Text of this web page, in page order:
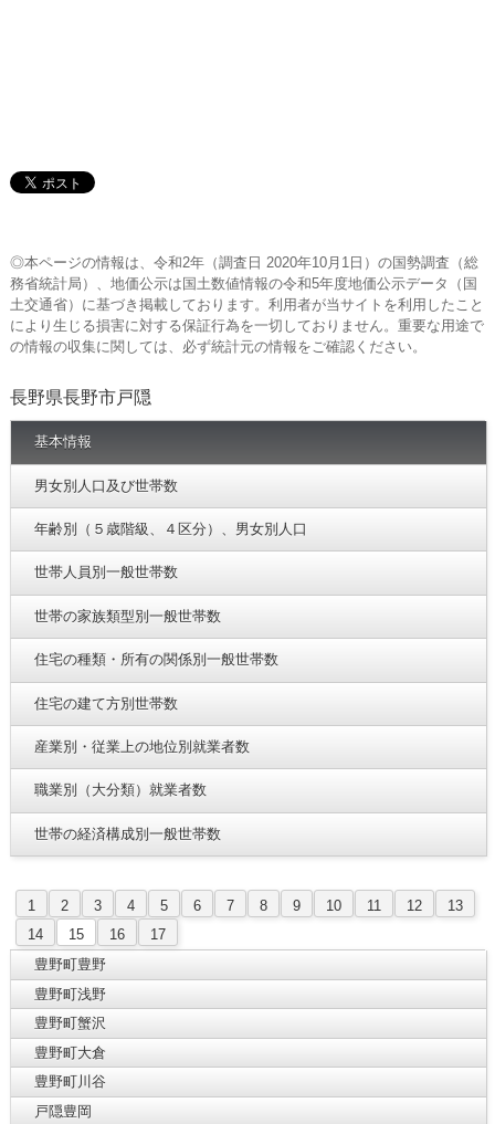
◎本ページの情報は、令和2年（調査日 2020年10月1日）の国勢調査（総
務省統計局）、地価公示は国土数値情報の令和5年度地価公示データ（国
土交通省）に基づき掲載しております。利用者が当サイトを利用したこと
により生じる損害に対する保証行為を一切しておりません。重要な用途で
の情報の収集に関しては、必ず統計元の情報をご確認ください。
長野県長野市戸隠
基本情報
男女別人口及び世帯数
年齢別（５歳階級、４区分）、男女別人口
世帯人員別一般世帯数
世帯の家族類型別一般世帯数
住宅の種類・所有の関係別一般世帯数
住宅の建て方別世帯数
産業別・従業上の地位別就業者数
職業別（大分類）就業者数
世帯の経済構成別一般世帯数
1 2 3 4 5 6 7 8 9 10 11 12
13
14
15 16
17
豊野町豊野
豊野町浅野
豊野町蟹沢
豊野町大倉
豊野町川谷
戸隠豊岡